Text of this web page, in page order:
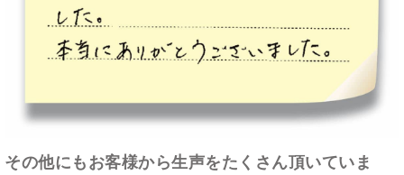
その他にもお客様から生声をたくさん頂いていま